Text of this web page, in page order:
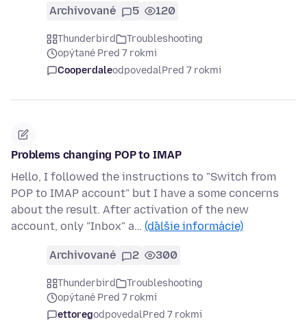
Archivované 5 120
Thunderbird
Troubleshooting
opýtané Pred 7 rokmi
CooperdaleodpovedalPred 7 rokmi
Problems changing POP to IMAP
Hello, I followed the instructions to "Switch from
POP to IMAP account" but I have a some concerns
about the result. After activation of the new
account, only "Inbox" a… (ďalšie informácie)
Archivované 2 300
Thunderbird
Troubleshooting
opýtané Pred 7 rokmi
ettoregodpovedalPred 7 rokmi